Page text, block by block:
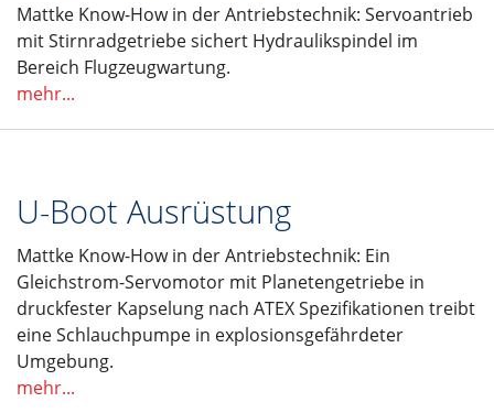
Mattke Know-How in der Antriebstechnik: Servoantrieb
mit Stirnradgetriebe sichert Hydraulikspindel im
Bereich Flugzeugwartung.
mehr...
U-Boot Ausrüstung
Mattke Know-How in der Antriebstechnik: Ein
Gleichstrom-Servomotor mit Planetengetriebe in
druckfester Kapselung nach ATEX Spezifikationen treibt
eine Schlauchpumpe in explosionsgefährdeter
Umgebung.
mehr...